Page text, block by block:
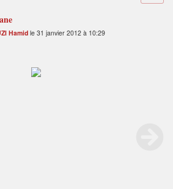
Hamid le 31 janvier 2012 à 10:29